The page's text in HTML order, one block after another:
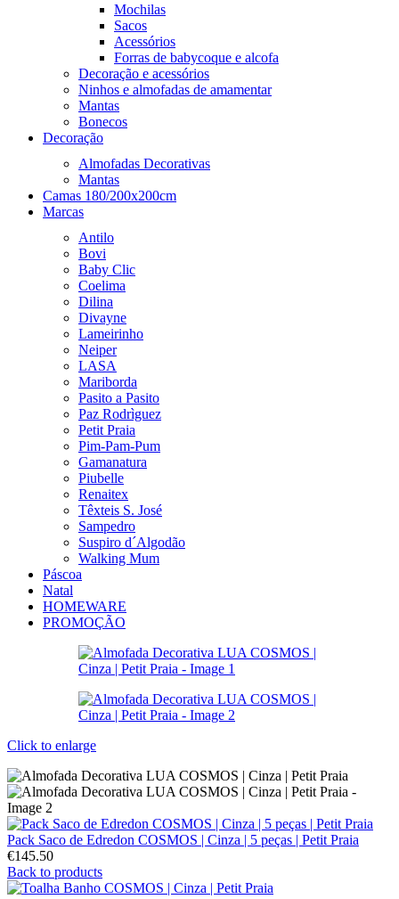
Mochilas
Sacos
Acessórios
Forras de babycoque e alcofa
Decoração e acessórios
Ninhos e almofadas de amamentar
Mantas
Bonecos
Decoração
Almofadas Decorativas
Mantas
Camas 180/200x200cm
Marcas
Antilo
Bovi
Baby Clic
Coelima
Dilina
Divayne
Lameirinho
Neiper
LASA
Mariborda
Pasito a Pasito
Paz Rodrìguez
Petit Praia
Pim-Pam-Pum
Gamanatura
Piubelle
Renaitex
Têxteis S. José
Sampedro
Suspiro d´Algodão
Walking Mum
Páscoa
Natal
HOMEWARE
PROMOÇÃO
Click to enlarge
Pack Saco de Edredon COSMOS | Cinza | 5 peças | Petit Praia
€145.50
Back to products